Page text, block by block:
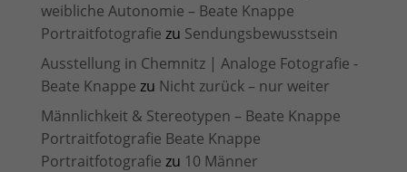
weibliche Autonomie – Beate Knappe
Portraitfotografie zu Sendungsbewusstsein
Ausstellung in Chemnitz | Analoge Fotografie -
Beate Knappe zu Nicht zurück – nur weiter
Männlichkeit & Stereotypen – Beate Knappe
Portraitfotografie Beate Knappe
Portraitfotografie zu 10 Männer